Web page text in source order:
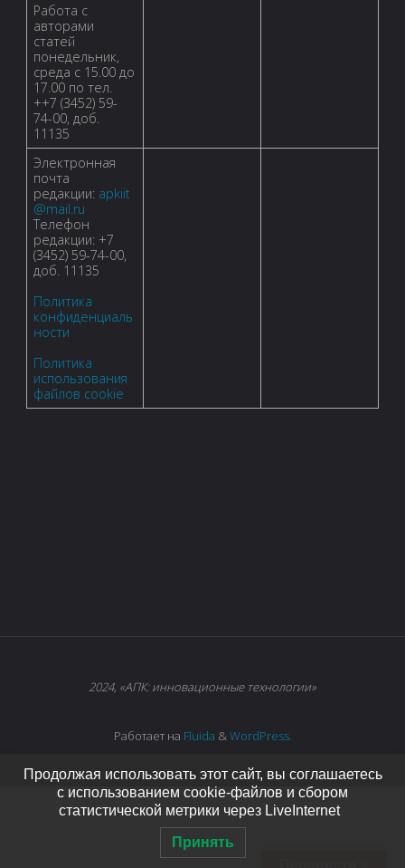
Работа с
авторами
статей
понедельник,
среда с 15.00 до
17.00 по тел.
++7 (3452) 59-
74-00, доб.
11135
Электронная
почта
редакции: apkiit
@mail.ru
Телефон
редакции: +7
(3452) 59-74-00,
доб. 11135
Политика
конфиденциаль
ности
Политика
использования
файлов cookie
2024, «АПК: инновационные технологии»
Работает на Fluida &WordPress.
Продолжая использовать этот сайт, вы соглашаетесь
с использованием cookie-файлов и сбором
статистической метрики через LiveInternet
Принять